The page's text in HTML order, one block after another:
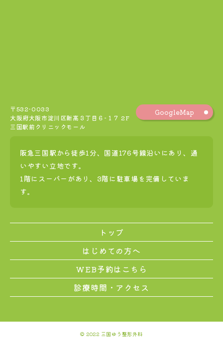
〒532-0033
大阪府大阪市淀川区新高３丁目６−１７ 2F
三国駅前クリニックモール
GoogleMap
阪急三国駅から徒歩1分、国道176号線沿いにあり、通
いやすい立地です。
1階にスーパーがあり、3階に駐車場を完備していま
す。
トップ
はじめての方へ
WEB予約はこちら
診療時間・アクセス
© 2022 三国ゆう整形外科